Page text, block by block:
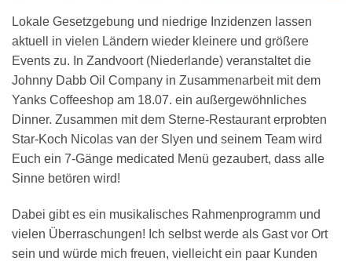
Lokale Gesetzgebung und niedrige Inzidenzen lassen
aktuell in vielen Ländern wieder kleinere und größere
Events zu. In Zandvoort (Niederlande) veranstaltet die
Johnny Dabb Oil Company in Zusammenarbeit mit dem
Yanks Coffeeshop am 18.07. ein außergewöhnliches
Dinner. Zusammen mit dem Sterne-Restaurant erprobten
Star-Koch Nicolas van der Slyen und seinem Team wird
Euch ein 7-Gänge medicated Menü gezaubert, dass alle
Sinne betören wird!
Dabei gibt es ein musikalisches Rahmenprogramm und
vielen Überraschungen! Ich selbst werde als Gast vor Ort
sein und würde mich freuen, vielleicht ein paar Kunden